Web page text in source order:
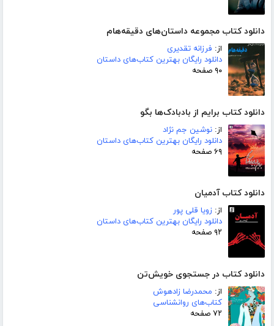
دانلود کتاب مجموعه داستان‌های دقیقه‌هام
از: فرزانه تقدیری
دانلود رایگان بهترین کتاب‌های داستان
۹۰ صفحه
دانلود کتاب برایم از بادبادک‌ها بگو
از: نوشین جم نژاد
دانلود رایگان بهترین کتاب‌های داستان
۶۹ صفحه
دانلود کتاب آدمیان
از: زویا قلی پور
دانلود رایگان بهترین کتاب‌های داستان
۹۲ صفحه
دانلود کتاب در جستجوی خویش‌تن
از: محمدرضا زادهوش
کتاب‌های روانشناسی
۷۲ صفحه